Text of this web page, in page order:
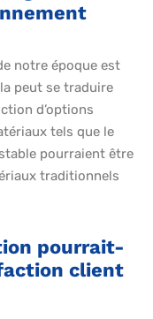
notre époque est
peut se traduire
d’options
tels que le
pourraient être
traditionnels
pourrait-
client